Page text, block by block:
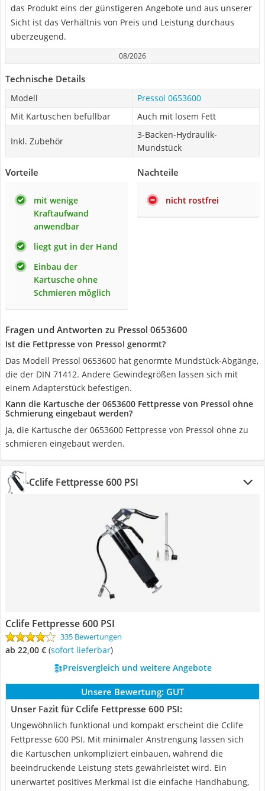
das Produkt eins der günstigeren Angebote und aus unserer
Sicht ist das Verhältnis von Preis und Leistung durchaus
überzeugend.
08/2026
Technische Details
Modell
Pressol 0653600
Mit Kartuschen befüllbar
Auch mit losem Fett
Inkl. Zubehör
3-Backen-Hydraulik-
Mundstück
Vorteile
mit wenige
Kraftaufwand
anwendbar
liegt gut in der Hand
Einbau der
Kartusche ohne
Schmieren möglich
Nachteile
nicht rostfrei
Fragen und Antworten zu Pressol 0653600
Ist die Fettpresse von Pressol genormt?
Das Modell Pressol 0653600 hat genormte Mundstück-Abgänge,
die der DIN 71412. Andere Gewindegrößen lassen sich mit
einem Adapterstück befestigen.
Kann die Kartusche der 0653600 Fettpresse von Pressol ohne
Schmierung eingebaut werden?
Ja, die Kartusche der 0653600 Fettpresse von Pressol ohne zu
schmieren eingebaut werden.
Cclife Fettpresse 600 PSI
Cclife Fettpresse 600 PSI
335 Bewertungen
ab 22,00 € ( Sofort lieferbar)
Preisvergleich und weitere Angebote
Unsere Bewertung: GUT
Unser Fazit für Cclife Fettpresse 600 PSI:
Ungewöhnlich funktional und kompakt erscheint die Cclife
Fettpresse 600 PSI. Mit minimaler Anstrengung lassen sich
die Kartuschen unkompliziert einbauen, während die
beeindruckende Leistung stets gewährleistet wird. Ein
unerwartet positives Merkmal ist die einfache Handhabung,